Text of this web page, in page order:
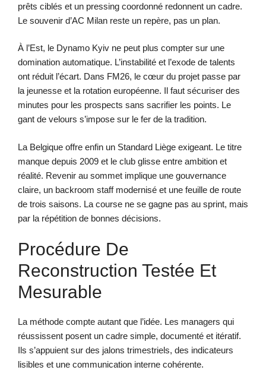
prêts ciblés et un pressing coordonné redonnent un cadre.
Le souvenir d’AC Milan reste un repère, pas un plan.
À l’Est, le Dynamo Kyiv ne peut plus compter sur une
domination automatique. L’instabilité et l’exode de talents
ont réduit l’écart. Dans FM26, le cœur du projet passe par
la jeunesse et la rotation européenne. Il faut sécuriser des
minutes pour les prospects sans sacrifier les points. Le
gant de velours s’impose sur le fer de la tradition.
La Belgique offre enfin un Standard Liège exigeant. Le titre
manque depuis 2009 et le club glisse entre ambition et
réalité. Revenir au sommet implique une gouvernance
claire, un backroom staff modernisé et une feuille de route
de trois saisons. La course ne se gagne pas au sprint, mais
par la répétition de bonnes décisions.
Procédure De
Reconstruction Testée Et
Mesurable
La méthode compte autant que l’idée. Les managers qui
réussissent posent un cadre simple, documenté et itératif.
Ils s’appuient sur des jalons trimestriels, des indicateurs
lisibles et une communication interne cohérente.